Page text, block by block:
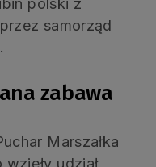
samorząd
zabawa
Marszałka
udział